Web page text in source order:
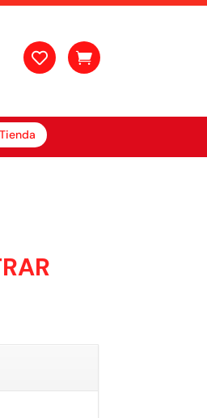
 